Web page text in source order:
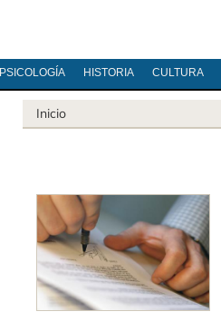
PSICOLOGÍA HISTORIA CULTURA
Inicio